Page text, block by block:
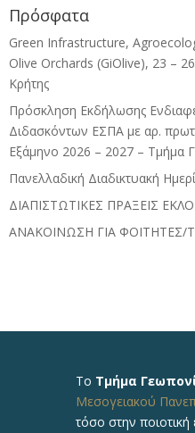
Πρόσφατα
Green Infrastructure,
Olive Orchards (GiOlive), 23 –
Κρήτης
Πρόσκληση Εκδήλωσης
Διδασκόντων ΕΣΠΑ με αρ.
Εξάμηνο 2026 – 2027 – Τμήμα
Πανελλαδική Διαδικτυακή
ΔΙΑΠΙΣΤΩΤΙΚΕΣ ΠΡΑΞΕΙΣ
ΑΝΑΚΟΙΝΩΣΗ ΓΙΑ
Το Τμήμα
Μεσογειακού
τόσο στην ποιοτική